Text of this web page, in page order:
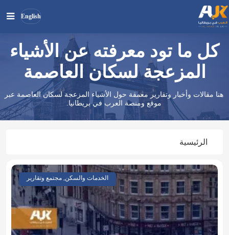
English
ابحث
في
الموقع
بحث
كل ما تود معرفته عن الأشياء
المزعجة لسكان العاصمة
هنا مقالات وأخبار وتقارير معمقة حول الأشياء المزعجة لسكان العاصمة عبر
موقع ومنصة العرب في بريطانيا.
الرئيسية
الخدمات والسكن, مجتمع وتقارير